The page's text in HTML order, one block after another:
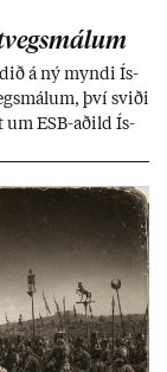
á ný myndi Ís­
því sviði
um ESB-að­ild Ís­